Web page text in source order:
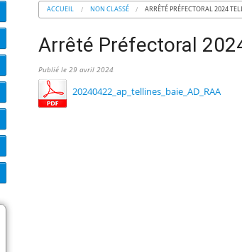
ACCUEIL NON CLASSÉ ARRÊTÉ PRÉFECTORAL 2024
Arrêté Préfectoral
Publié le 29 avril 2024
20240422_ap_tellines_baie_AD_RAA